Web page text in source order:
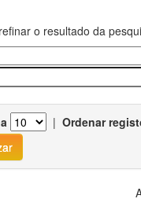
o resultado da
| Ordenar